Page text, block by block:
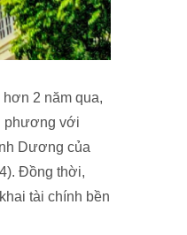
2 năm qua,
phương với
Dương của
Đồng thời,
tài chính bền